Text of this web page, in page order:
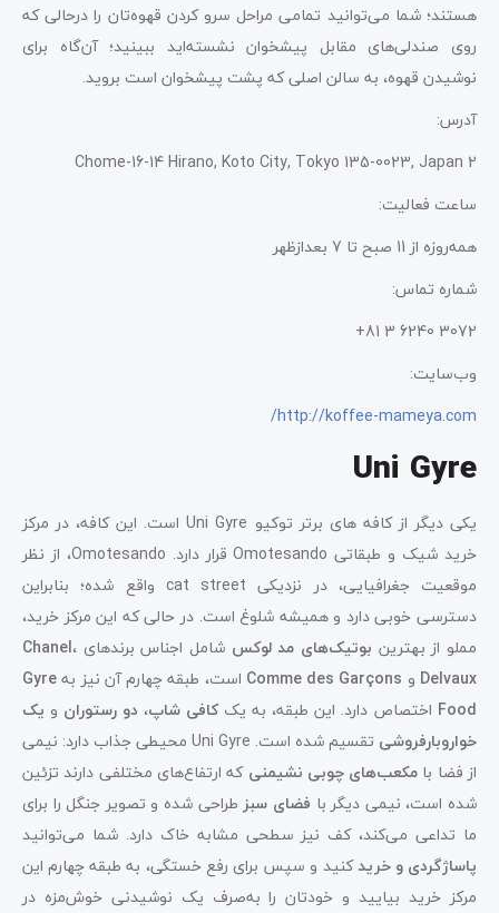
هستند؛ شما می‌توانید تمامی مراحل سرو کردن قهوه‌تان را درحالی‌ که
روی صندلی‌های مقابل پیشخوان نشسته‌اید ببینید؛ آن‌گاه برای
نوشیدن قهوه، به سالن اصلی که پشت پیشخوان است بروید.
آدرس:
2 Chome-16-14 Hirano, Koto City, Tokyo 135-0023, Japan
ساعت فعالیت:
همه‌روزه از 11 صبح تا 7 بعدازظهر
شماره تماس:
3072 6240 3 81+
وب‌سایت:
http://koffee-mameya.com/
Uni Gyre
یکی دیگر از کافه‌ های برتر توکیو Uni Gyre است. این کافه، در مرکز
خرید شیک و طبقاتی Omotesando قرار دارد. Omotesando، از نظر
موقعیت جغرافیایی، در نزدیکی cat street واقع شده؛ بنابراین
دسترسی خوبی دارد و همیشه شلوغ است. در حالی که این مرکز خرید،
مملو از بهترین بوتیک‌های مد لوکس شامل اجناس برندهای Chanel،
Delvaux و Comme des Garçons است، طبقه چهارم آن نیز بهGyre
Food اختصاص دارد. این طبقه، به یککافی ‌شاپ، دو رستوران و یک
خواروبارفروشی
تقسیم شده است. Uni Gyre محیطی جذاب دارد: نیمی
از فضا با مکعب‌های چوبی نشیمنی که ارتفاع‌های مختلفی دارند تزئین
شده است، نیمی دیگر با فضای سبزطراحی شده و تصویر جنگل را برای
ما تداعی می‌کند، کف نیز سطحی مشابه خاک دارد. شما می‌توانید
پاساژگردی و خریدکنید و سپس برای رفع خستگی، به طبقه چهارم این
مرکز خرید بیایید و خودتان را به‌صرف یک نوشیدنی خوش‌مزه در